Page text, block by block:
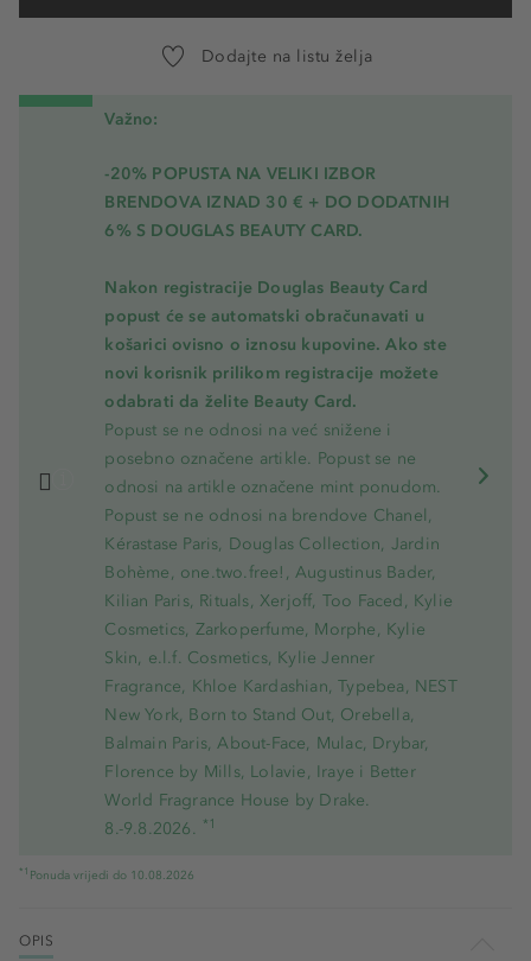
Dodajte na listu želja
Važno:
-20% POPUSTA NA VELIKI IZBOR
BRENDOVA IZNAD 30 € + DO DODATNIH
6% S DOUGLAS BEAUTY CARD.
Nakon registracije Douglas Beauty Card
popust će se automatski obračunavati u
košarici ovisno o iznosu kupovine. Ako ste
novi korisnik prilikom registracije možete
odabrati da želite Beauty Card.
Popust se ne odnosi na već snižene i
posebno označene artikle. Popust se ne
odnosi na artikle označene mint ponudom.
Popust se ne odnosi na brendove Chanel,
Kérastase Paris, Douglas Collection, Jardin
Bohème, one.two.free!, Augustinus Bader,
Kilian Paris, Rituals, Xerjoff, Too Faced, Kylie
Cosmetics, Zarkoperfume, Morphe, Kylie
Skin, e.l.f. Cosmetics, Kylie Jenner
Fragrance, Khloe Kardashian, Typebea, NEST
New York, Born to Stand Out, Orebella,
Balmain Paris, About-Face, Mulac, Drybar,
Florence by Mills, Lolavie, Iraye i Better
World Fragrance House by Drake.
8.-9.8.2026. *1
*1 Ponuda vrijedi do 10.08.2026
OPIS